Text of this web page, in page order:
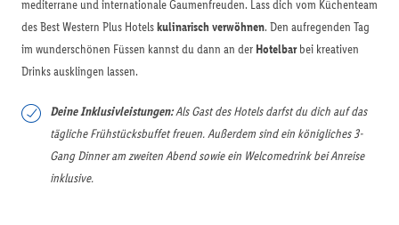
mediterrane und internationale Gaumenfreuden. Lass dich vom Küchenteam
des Best Western Plus Hotelskulinarisch verwöhnen. Den aufregenden Tag
im wunderschönen Füssen kannst du dann an der Hotelbarbei kreativen
Drinks ausklingen lassen.
Deine Inklusivleistungen:Als Gast des Hotels darfst du dich auf das
tägliche Frühstücksbuffet freuen. Außerdem sind ein königliches 3-
Gang Dinner am zweiten Abend sowie ein Welcomedrink bei Anreise
inklusive.